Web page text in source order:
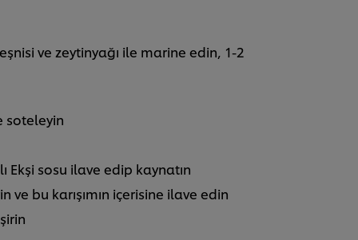
ve zeytinyağı ile marine edin, 1-2
soteleyin
Ekşi sosu ilave edip kaynatın
ve bu karışımın içerisine ilave edin